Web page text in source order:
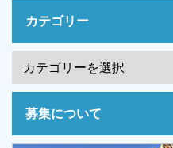
カテゴリー
募集について